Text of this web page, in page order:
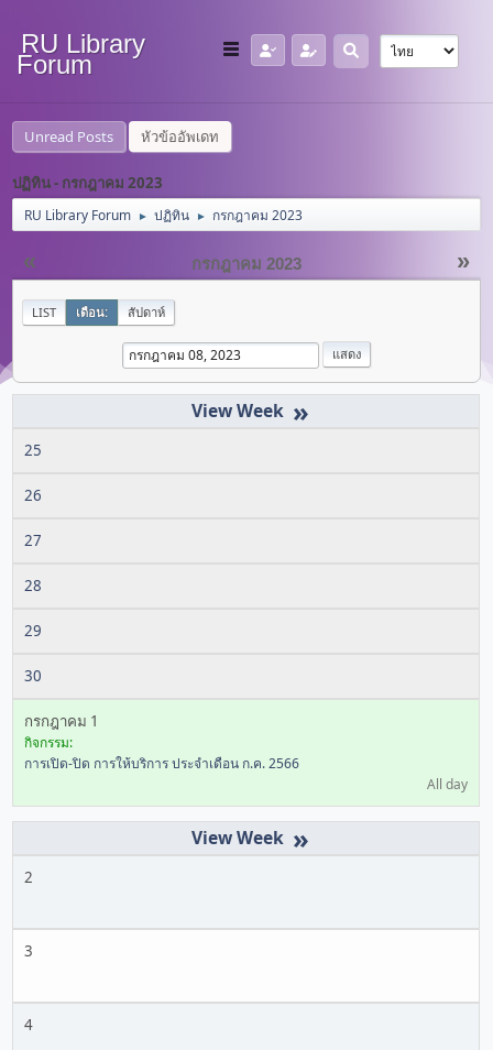
RU Library
Forum
Unread Posts หัวข้ออัพเดท
ปฏิทิน - กรกฎาคม 2023
RU Library Forum ► ปฏิทิน ► กรกฎาคม 2023
« »
กรกฎาคม 2023
LIST เดือน: สัปดาห์
»
25
26
27
28
29
30
กรกฎาคม 1
กิจกรรม:
การเปิด-ปิด การให้บริการ ประจำเดือน ก.ค. 2566
All day
»
2
3
4